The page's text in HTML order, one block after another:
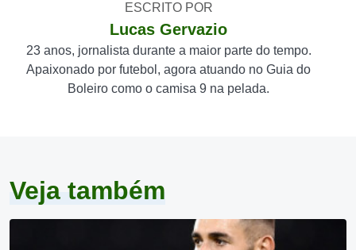
ESCRITO POR
Lucas Gervazio
23 anos, jornalista durante a maior parte do tempo.
Apaixonado por futebol, agora atuando no Guia do
Boleiro como o camisa 9 na pelada.
Veja também